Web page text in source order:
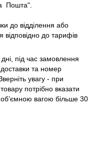
Пошта".
до відділення або
відповідно до тарифів
під час замовлення
та номер
увагу - при
потрібно вказати
об’ємною вагою більше 30